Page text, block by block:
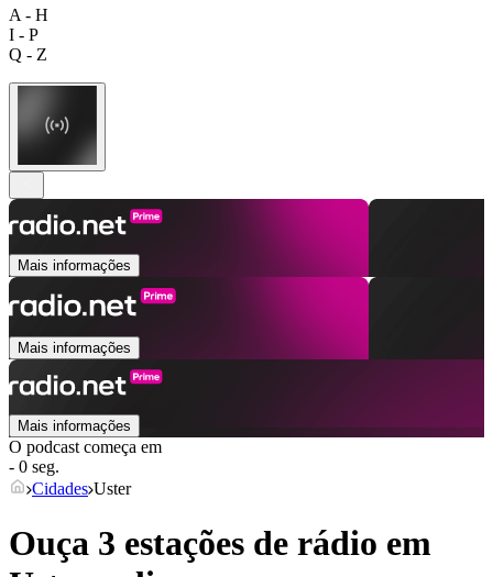
A - H
I - P
Q - Z
Mais informações
Mais informações
Mais informações
O podcast começa em
- 0 seg.
Cidades Uster
Ouça 3 estações de rádio em